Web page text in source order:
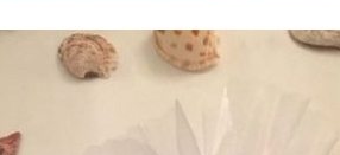
Πρωτότυπες Ιδέες Για Νυφικό
Μανικιούρ!